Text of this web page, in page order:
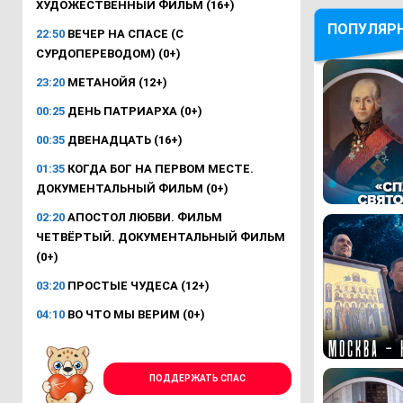
ХУДОЖЕСТВЕННЫЙ ФИЛЬМ (16+)
22:50 ВЕЧЕР НА СПАСЕ (С
СУРДОПЕРЕВОДОМ) (0+)
23:20 МЕТАНОЙЯ (12+)
00:25 ДЕНЬ ПАТРИАРХА (0+)
00:35 ДВЕНАДЦАТЬ (16+)
01:35 КОГДА БОГ НА ПЕРВОМ МЕСТЕ.
ДОКУМЕНТАЛЬНЫЙ ФИЛЬМ (0+)
02:20 АПОСТОЛ ЛЮБВИ. ФИЛЬМ
ЧЕТВЁРТЫЙ. ДОКУМЕНТАЛЬНЫЙ ФИЛЬМ
(0+)
03:20 ПРОСТЫЕ ЧУДЕСА (12+)
04:10 ВО ЧТО МЫ ВЕРИМ (0+)
ПОДДЕРЖАТЬ СПАС